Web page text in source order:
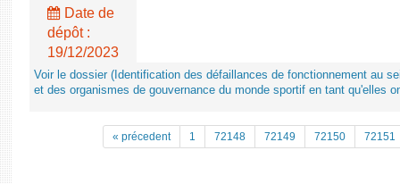
Date de
dépôt :
19/12/2023
Voir le dossier (Identification des défaillances de fonctionnement au
et des organismes de gouvernance du monde sportif en tant qu'elles
« précedent 1 72148 72149 72150 72151